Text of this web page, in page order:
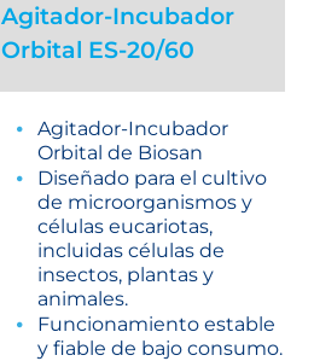
Agitador-Incubador
Orbital ES-20/60
Agitador-Incubador
Orbital de Biosan
Diseñado para el cultivo
de microorganismos y
células eucariotas,
incluidas células de
insectos, plantas y
animales.
Funcionamiento estable
y fiable de bajo consumo.